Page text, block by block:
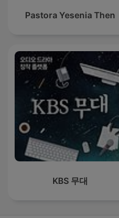
Pastora Yesenia Then
KBS 무대